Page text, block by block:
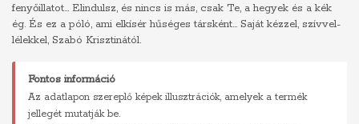
fenyőillatot... Elindulsz, és nincs is más, csak Te, a hegyek és a kék
ég. És ez a póló, ami elkísér hűséges társként... Saját kézzel, szívvel-
lélekkel, Szabó Krisztinától.
Fontos információ
Az adatlapon szereplő képek illusztrációk, amelyek a termék
jellegét mutatják be.